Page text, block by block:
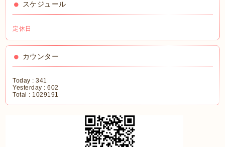
スケジュール
定休日
カウンター
Today :341
Yesterday :602
Total : 1029191